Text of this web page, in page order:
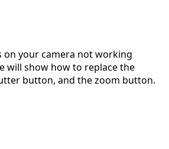
your camera not working
will show how to replace the
button, and the zoom button.